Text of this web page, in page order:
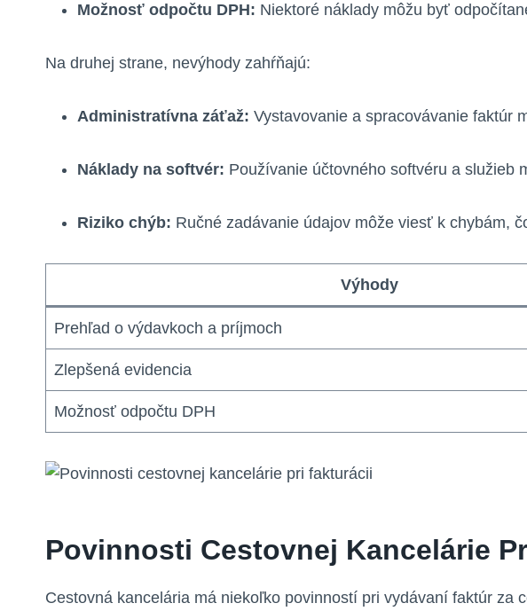
Možnosť odpočtu DPH: Niektoré náklady môžu byť
Na druhej strane, nevýhody zahŕňajú:
Administratívna záťaž: Vystavovanie a spracovávanie faktúr
Náklady na softvér: Používanie účtovného softvéru a služieb
Riziko chýb: Ručné zadávanie údajov môže viesť k chybám,
Výhody
Prehľad o výdavkoch a príjmoch
Zlepšená evidencia
Možnosť odpočtu DPH
Povinnosti Cestovnej Kancelárie
Cestovná kancelária má niekoľko povinností pri vydávaní faktúr za